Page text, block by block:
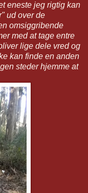
eneste jeg rigtig kan
ud over de
omsiggribende
med at tage entre
lige dele vred og
kan finde en anden
steder hjemme at